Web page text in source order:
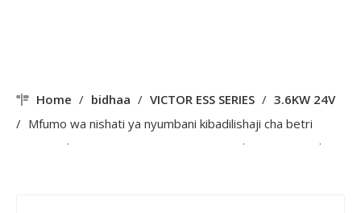
Home / bidhaa / VICTOR ESS SERIES / 3.6KW 24V
/ Mfumo wa nishati ya nyumbani kibadilishaji cha betri
yenye voltage ya juu 3.6KW 24V Imewashwa/Zima gridi